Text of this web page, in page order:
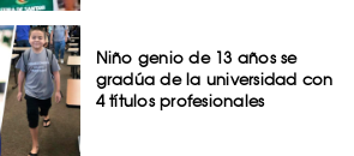
Niño genio de 13 años se
gradúa de la universidad con
4 títulos profesionales